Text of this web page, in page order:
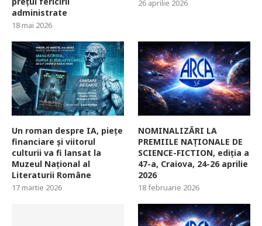
administrate
18 mai 2026
26 aprilie 2026
Un roman despre IA, piețe
financiare și viitorul
culturii va fi lansat la
Muzeul Național al
Literaturii Române
17 martie 2026
NOMINALIZĂRI LA
PREMIILE NAȚIONALE DE
SCIENCE-FICTION, ediția a
47-a, Craiova, 24-26 aprilie
2026
18 februarie 2026